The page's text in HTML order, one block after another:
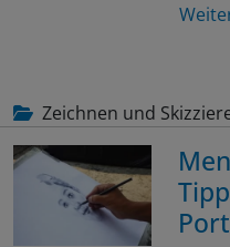
Zeichnen und